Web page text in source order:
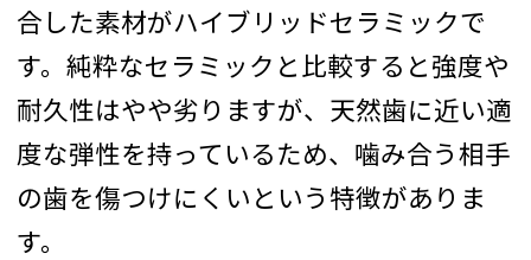
合した素材がハイブリッドセラミックで
す。純粋なセラミックと比較すると強度や
耐久性はやや劣りますが、天然歯に近い適
度な弾性を持っているため、噛み合う相手
の歯を傷つけにくいという特徴がありま
す。